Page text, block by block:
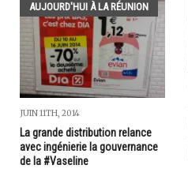
AUJOURD'HUI À LA RÉUNION
JUIN 11TH, 2014
La grande distribution relance
avec ingénierie la gouvernance
de la #Vaseline